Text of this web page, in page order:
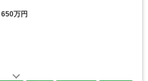
650万円